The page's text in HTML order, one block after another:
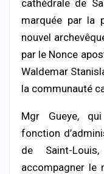
cathédrale de
marquée par la
nouvel
par le Nonce
Waldemar
la communauté
Mgr Gueye,
fonction
de Saint-
accompagner le